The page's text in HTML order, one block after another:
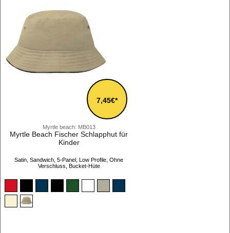
Myrtle beach: MB013
7,45€*
Myrtle Beach Fischer Schlapphut für
Kinder
Satin, Sandwich, 5-Panel, Low Profile, Ohne
Verschluss, Bucket-Hüte